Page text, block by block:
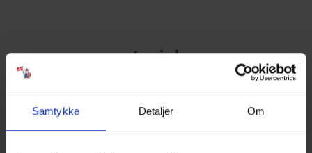
Samtykke Detaljer Om
Log ind
Brugernavn*